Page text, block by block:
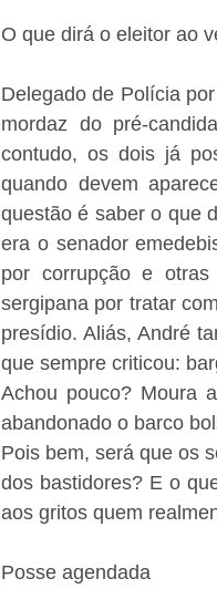
O que dirá o eleitor ao
Delegado de Polícia
mordaz do pré-
contudo, os dois já
quando devem
questão é saber o que
era o senador
por corrupção e
sergipana por tratar
presídio. Aliás, André
que sempre criticou:
Achou pouco? Moura
abandonado o barco
Pois bem, será que os
dos bastidores? E o
aos gritos quem
Posse agendada